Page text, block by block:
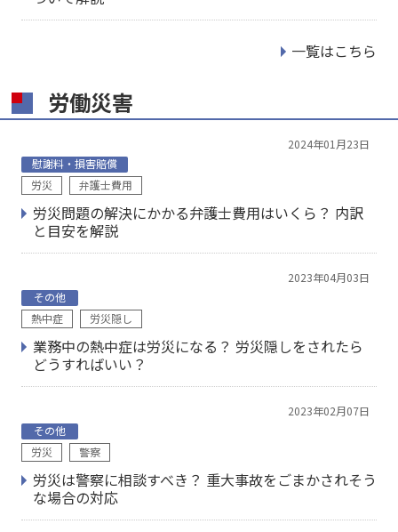
一覧はこちら
労働災害
2024年01月23日
慰謝料・損害賠償
労災
弁護士費用
労災問題の解決にかかる弁護士費用はいくら？ 内訳
と目安を解説
2023年04月03日
その他
熱中症
労災隠し
業務中の熱中症は労災になる？ 労災隠しをされたら
どうすればいい？
2023年02月07日
その他
労災
警察
労災は警察に相談すべき？ 重大事故をごまかされそう
な場合の対応